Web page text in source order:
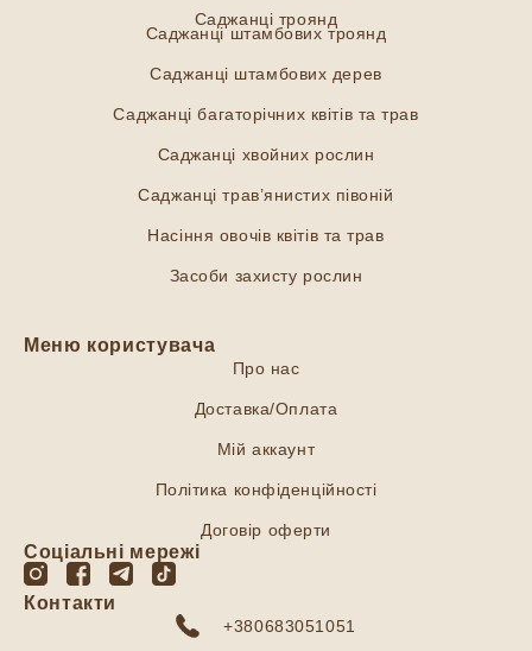
Саджанці троянд
Саджанці штамбових троянд
Саджанці штамбових дерев
Саджанці багаторічних квітів та трав
Саджанці хвойних рослин
Саджанці трав’янистих півоній
Насіння овочів квітів та трав
Засоби захисту рослин
Меню користувача
Про нас
Доставка/Оплата
Мій аккаунт
Політика конфіденційності
Договір оферти
Соціальні мережі
Контакти
+380683051051